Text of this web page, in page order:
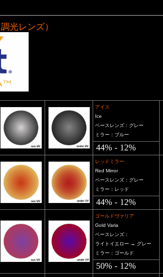
光レンズ）
アイス
Ice
ベースレンズ：グレー
ミラー：ブルー
44% - 12%
レッドミラー
Red Mirror
ベースレンズ：グレー
ミラー：レッド
44% - 12%
ゴールドヴァリア
Gold Varia
ベースレンズ：
ライトイエロー → グレー
ミラー：ゴールド
50% - 12%